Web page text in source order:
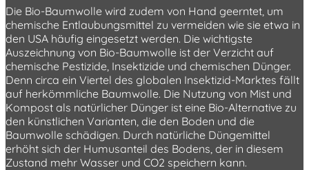
Die Bio-Baumwolle wird zudem von Hand geerntet, um
chemische Entlaubungsmittel zu vermeiden wie sie etwa in
den USA häufig eingesetzt werden. Die wichtigste
Auszeichnung von Bio-Baumwolle ist der Verzicht auf
chemische Pestizide, Insektizide und chemischen Dünger.
Denn circa ein Viertel des globalen Insektizid-Marktes fällt
auf herkömmliche Baumwolle. Die Nutzung von Mist und
Kompost als natürlicher Dünger ist eine Bio-Alternative zu
den künstlichen Varianten, die den Boden und die
Baumwolle schädigen. Durch natürliche Düngemittel
erhöht sich der Humusanteil des Bodens, der in diesem
Zustand mehr Wasser und CO2 speichern kann.